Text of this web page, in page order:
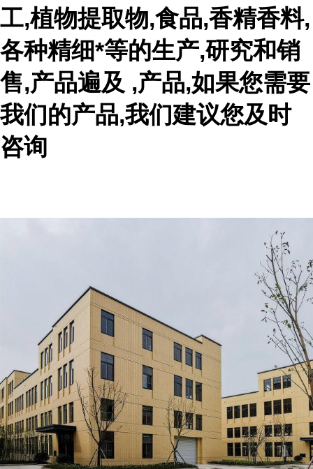
工,植物提取物,食品,香精香料,
各种精细*等的生产,研究和销
售,产品遍及 ,产品,如果您需要
我们的产品,我们建议您及时
咨询